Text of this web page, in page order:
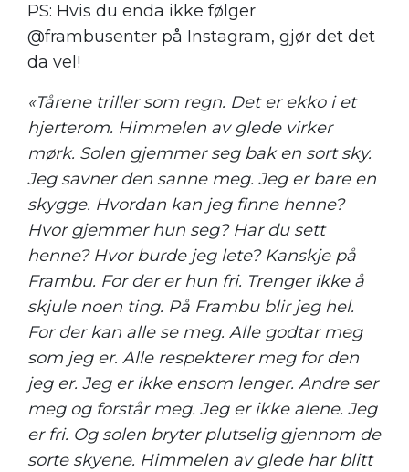
PS: Hvis du enda ikke følger
@frambusenter på Instagram, gjør det det
da vel!
«Tårene triller som regn. Det er ekko i et
hjerterom. Himmelen av glede virker
mørk. Solen gjemmer seg bak en sort sky.
Jeg savner den sanne meg. Jeg er bare en
skygge. Hvordan kan jeg finne henne?
Hvor gjemmer hun seg? Har du sett
henne? Hvor burde jeg lete? Kanskje på
Frambu. For der er hun fri. Trenger ikke å
skjule noen ting. På Frambu blir jeg hel.
For der kan alle se meg. Alle godtar meg
som jeg er. Alle respekterer meg for den
jeg er. Jeg er ikke ensom lenger. Andre ser
meg og forstår meg. Jeg er ikke alene. Jeg
er fri. Og solen bryter plutselig gjennom de
sorte skyene. Himmelen av glede har blitt